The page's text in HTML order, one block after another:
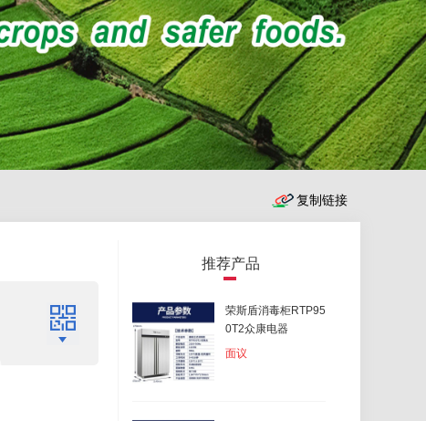
推荐产品
荣斯盾消毒柜RTP95
0T2众康电器
面议